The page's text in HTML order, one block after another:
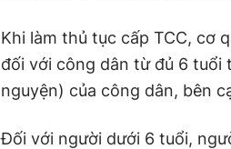
Khi làm thủ tục cấp TCC, cơ
đối với công dân từ đủ 6 tuổi
nguyện) của công dân, bên
Đối với người dưới 6 tuổi,